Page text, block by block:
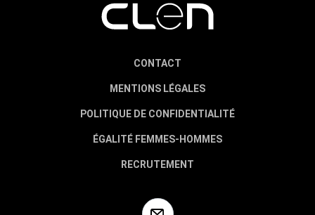
CONTACT
MENTIONS LÉGALES
POLITIQUE DE CONFIDENTIALITÉ
ÉGALITÉ FEMMES-HOMMES
RECRUTEMENT